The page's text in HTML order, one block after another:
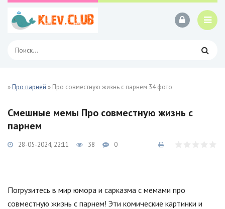
»Про парней » Про совместную жизнь с парнем 34 фото
Смешные мемы Про совместную жизнь с
парнем
28-05-2024, 22:11 38 0
Погрузитесь в мир юмора и сарказма с мемами про
совместную жизнь с парнем! Эти комические картинки и